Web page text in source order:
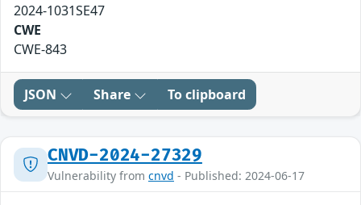
2024-1031SE47
CWE
CWE-843
JSON Share To clipboard
CNVD-2024-27329
Vulnerability from cnvd - Published: 2024-06-17